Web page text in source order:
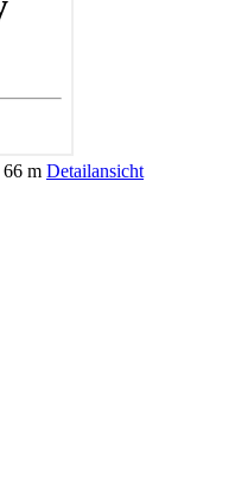
66 m Detailansicht